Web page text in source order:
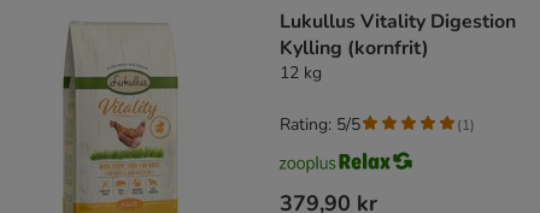
Lukullus Vitality Digestion
Kylling (kornfrit)
12 kg
379,90 kr
Rating: 5/5 (1)